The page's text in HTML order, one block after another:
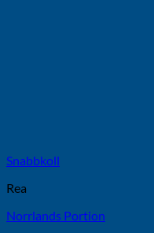
Snabbkoll
Rea
Norrlands Portion